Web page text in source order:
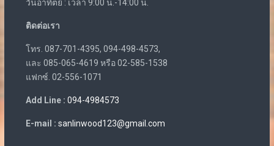
วันอาทิตย์ : เวลา 9:00 น.-14:00 น.
ติดต่อเรา
โทร. 087-701-4395, 094-498-4573,
และ 085-065-4619 หรือ 02-585-1538
แฟกซ์. 02-556-1071
Add Line : 094-4984573
E-mail : sanlinwood123@gmail.com